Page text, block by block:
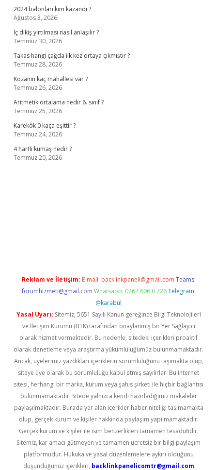
2024 balonları kim kazandı ?
Ağustos 3, 2026
İç dikiş yırtılması nasıl anlaşılır ?
Temmuz 30, 2026
Takas hangi çağda ilk kez ortaya çıkmıştır ?
Temmuz 28, 2026
Kozanın kaç mahallesi var ?
Temmuz 26, 2026
Aritmetik ortalama nedir 6. sınıf ?
Temmuz 25, 2026
Karekök 0 kaça eşittir ?
Temmuz 24, 2026
4 harfli kumaş nedir ?
Temmuz 20, 2026
Reklam ve İletişim: E-mail: backlinkpaneli@gmail.com Teams:
forumhizmeti@gmail.com Whatsapp: 0262 606 0 726 Telegram:
@karabul
Yasal Uyarı: Sitemiz, 5651 Sayılı Kanun gereğince Bilgi Teknolojileri
ve İletişim Kurumu (BTK) tarafından onaylanmış bir Yer Sağlayıcı
olarak hizmet vermektedir. Bu nedenle, sitedeki içerikleri proaktif
olarak denetleme veya araştırma yükümlülüğümüz bulunmamaktadır.
Ancak, üyelerimiz yazdıkları içeriklerin sorumluluğunu taşımakta olup,
siteye üye olarak bu sorumluluğu kabul etmiş sayılırlar. Bu internet
sitesi, herhangi bir marka, kurum veya şahıs şirketi ile hiçbir bağlantısı
bulunmamaktadır. Sitede yalnızca kendi hazırladığımız makaleler
paylaşılmaktadır. Burada yer alan içerikler haber niteliği taşımamakta
olup, gerçek kurum ve kişiler hakkında paylaşım yapılmamaktadır.
Gerçek kurum ve kişiler ile isim benzerlikleri tamamen tesadüfidir.
Sitemiz, kar amacı gütmeyen ve tamamen ücretsiz bir bilgi paylaşım
platformudur. Hukuka ve yasal düzenlemelere aykırı olduğunu
düşündüğünüz içerikleri, backlinkpanelicomtr@gmail.com